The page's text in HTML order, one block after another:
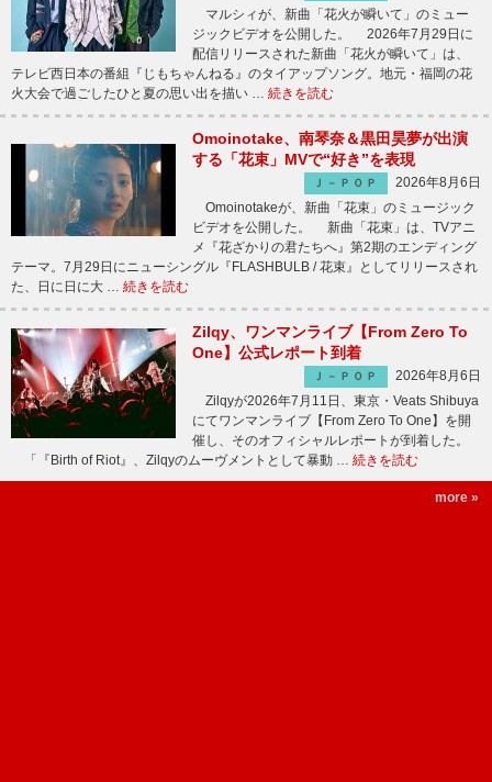
マルシィが、新曲「花火が瞬いて」のミュー
ジックビデオを公開した。 2026年7月29日に
配信リリースされた新曲「花火が瞬いて」は、
テレビ西日本の番組『じもちゃんねる』のタイアップソング。地元・福岡の花
火大会で過ごしたひと夏の思い出を描い … 続きを読む
Omoinotake、南琴奈＆黒田昊夢が出演
する「花束」MVで“好き”を表現
Ｊ－ＰＯＰ
2026年8月6日
Omoinotakeが、新曲「花束」のミュージック
ビデオを公開した。 新曲「花束」は、TVアニ
メ『花ざかりの君たちへ』第2期のエンディング
テーマ。7月29日にニューシングル『FLASHBULB / 花束』としてリリースされ
た、日に日に大 … 続きを読む
Zilqy、ワンマンライブ【From Zero To
One】公式レポート到着
Ｊ－ＰＯＰ
2026年8月6日
Zilqyが2026年7月11日、東京・Veats Shibuya
にてワンマンライブ【From Zero To One】を開
催し、そのオフィシャルレポートが到着した。
「『Birth of Riot』、Zilqyのムーヴメントとして暴動 … 続きを読む
more »